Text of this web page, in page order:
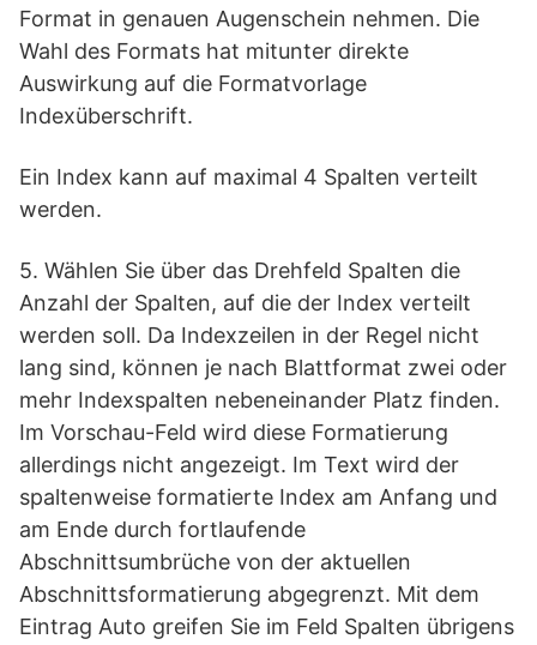
Format in genauen Augenschein nehmen. Die
Wahl des Formats hat mitunter direkte
Auswirkung auf die Formatvorlage
Indexüberschrift.
Ein Index kann auf maximal 4 Spalten verteilt
werden.
5. Wählen Sie über das Drehfeld Spalten die
Anzahl der Spalten, auf die der Index verteilt
werden soll. Da Indexzeilen in der Regel nicht
lang sind, können je nach Blattformat zwei oder
mehr Indexspalten nebeneinander Platz finden.
Im Vorschau-Feld wird diese Formatierung
allerdings nicht angezeigt. Im Text wird der
spaltenweise formatierte Index am Anfang und
am Ende durch fortlaufende
Abschnittsumbrüche von der aktuellen
Abschnittsformatierung abgegrenzt. Mit dem
Eintrag Auto greifen Sie im Feld Spalten übrigens